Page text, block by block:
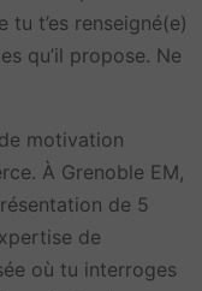
t’es renseigné(e)
qu’il propose. Ne
motivation
À Grenoble EM,
de 5
de
où tu interroges